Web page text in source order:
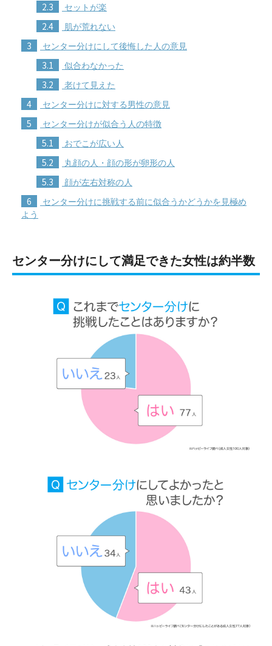
2.3 セットが楽
2.4 肌が荒れない
3 センター分けにして後悔した人の意見
3.1 似合わなかった
3.2 老けて見えた
4 センター分けに対する男性の意見
5 センター分けが似合う人の特徴
5.1 おでこが広い人
5.2 丸顔の人・顔の形が卵形の人
5.3 顔が左右対称の人
6
センター分けに挑戦する前に似合うかどうかを見極め
よう
センター分けにして満足できた女性は約半数